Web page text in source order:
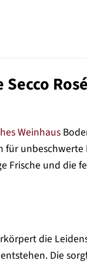
Weinhaus
für
und die
die
Die